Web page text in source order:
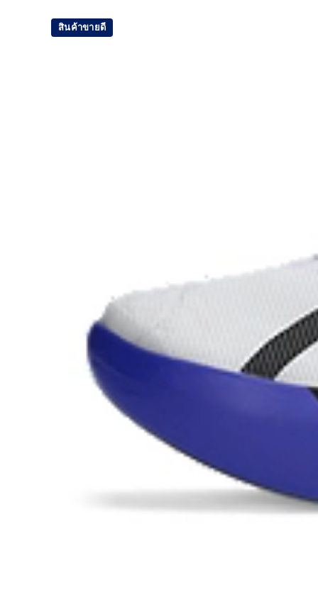
This midsole foam is extremely lightweight and
cushioning. It's designed for an even more
สินค้าขายดี